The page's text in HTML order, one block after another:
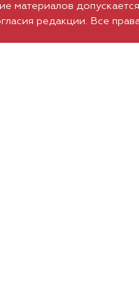
материалов
редакции. Все